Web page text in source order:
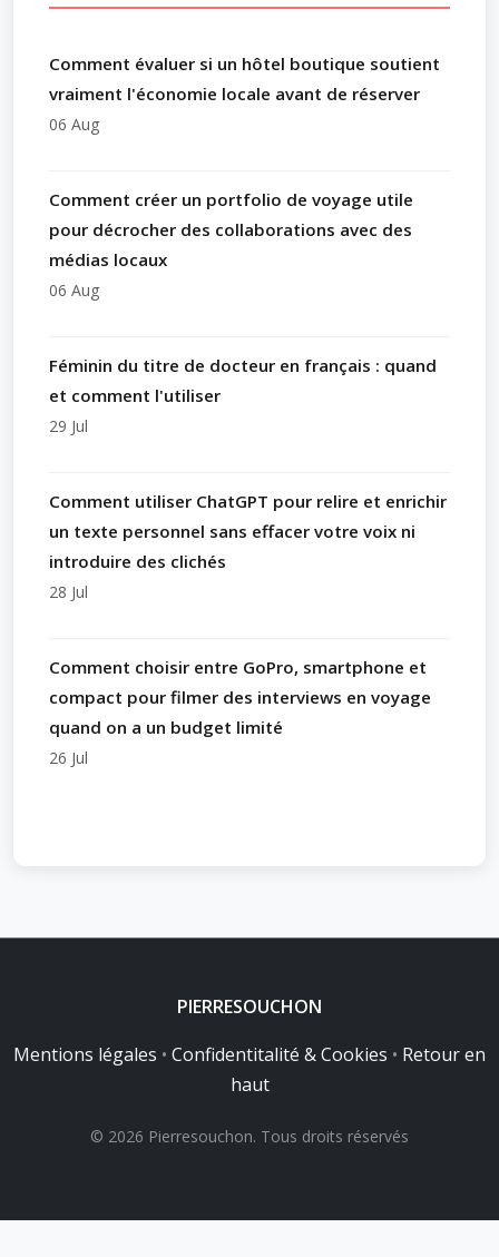
Comment évaluer si un hôtel boutique soutient
vraiment l'économie locale avant de réserver
06 Aug
Comment créer un portfolio de voyage utile
pour décrocher des collaborations avec des
médias locaux
06 Aug
Féminin du titre de docteur en français : quand
et comment l'utiliser
29 Jul
Comment utiliser ChatGPT pour relire et enrichir
un texte personnel sans effacer votre voix ni
introduire des clichés
28 Jul
Comment choisir entre GoPro, smartphone et
compact pour filmer des interviews en voyage
quand on a un budget limité
26 Jul
PIERRESOUCHON
Mentions légales • Confidentitalité & Cookies • Retour en
haut
© 2026 Pierresouchon. Tous droits réservés